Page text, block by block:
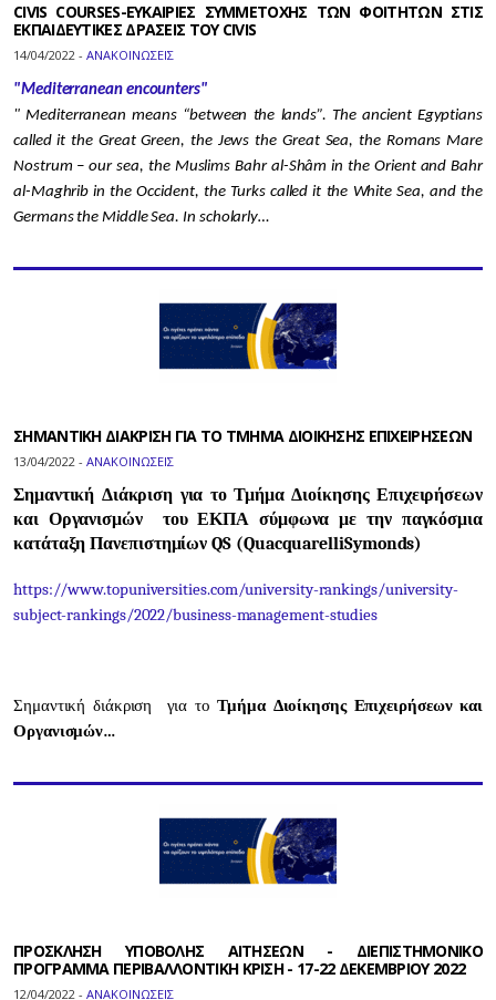
CIVIS COURSES-ΕΥΚΑΙΡΙΕΣ ΣΥΜΜΕΤΟΧΗΣ ΤΩΝ ΦΟΙΤΗΤΩΝ ΣΤΙΣ
ΕΚΠΑΙΔΕΥΤΙΚΕΣ ΔΡΑΣΕΙΣ ΤΟΥ CIVIS
14/04/2022 - ΑΝΑΚΟΙΝΩΣΕΙΣ
"Mediterranean encounters"
" Mediterranean means “between the lands”. The ancient Egyptians
called it the Great Green, the Jews the Great Sea, the Romans Mare
Nostrum – our sea, the Muslims Bahr al-Shâm in the Orient and Bahr
al-Maghrib in the Occident, the Turks called it the White Sea, and the
Germans the Middle Sea. In scholarly…
ΣΗΜΑΝΤΙΚΗ ΔΙΑΚΡΙΣΗ ΓΙΑ ΤΟ ΤΜΗΜΑ ΔΙΟΙΚΗΣΗΣ ΕΠΙΧΕΙΡΗΣΕΩΝ
13/04/2022 - ΑΝΑΚΟΙΝΩΣΕΙΣ
Σημαντική Διάκριση για το Τμήμα Διοίκησης Επιχειρήσεων
και Οργανισμών του ΕΚΠΑ σύμφωνα με την παγκόσμια
κατάταξη ΠανεπιστημίωνQS (QuacquarelliSymonds)
https://www.topuniversities.com/university-rankings/university-
subject-rankings/2022/business-management-studies
Σημαντική διάκριση για τοΤμήμα Διοίκησης Επιχειρήσεων και
Οργανισμών…
ΠΡΟΣΚΛΗΣΗ ΥΠΟΒΟΛΗΣ ΑΙΤΗΣΕΩΝ - ΔΙΕΠΙΣΤΗΜΟΝΙΚΟ
ΠΡΟΓΡΑΜΜΑ ΠΕΡΙΒΑΛΛΟΝΤΙΚΗ ΚΡΙΣΗ - 17-22 ΔΕΚΕΜΒΡΙΟΥ 2022
12/04/2022 - ΑΝΑΚΟΙΝΩΣΕΙΣ